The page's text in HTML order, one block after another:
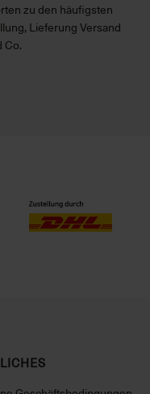
zu den häufigsten
Lieferung Versand
Co.